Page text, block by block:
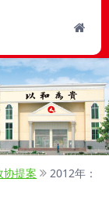
协提案
2012年：